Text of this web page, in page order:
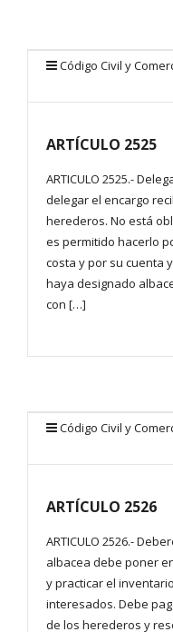
Código Civil y
ARTÍCULO 2525
ARTICULO 2525.-
delegar el encargo
herederos. No está
es permitido hacerlo
costa y por su cuenta
haya designado
con […]
Código Civil y
ARTÍCULO 2526
ARTICULO 2526.-
albacea debe poner
y practicar el
interesados. Debe
de los herederos y